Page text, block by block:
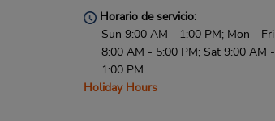
Horario de servicio:
Sun 9:00 AM - 1:00 PM; Mon - Fri
8:00 AM - 5:00 PM; Sat 9:00 AM -
1:00 PM
Holiday Hours